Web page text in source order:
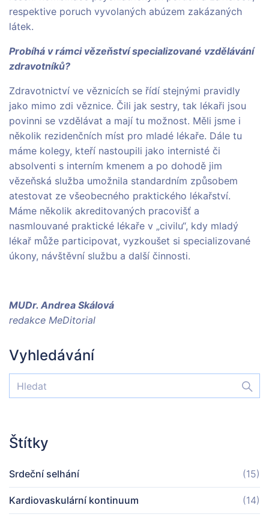
respektive poruch vyvolaných abúzem zakázaných
látek.
Probíhá v rámci vězeňství specializované vzdělávání
zdravotníků?
Zdravotnictví ve věznicích se řídí stejnými pravidly
jako mimo zdi věznice. Čili jak sestry, tak lékaři jsou
povinni se vzdělávat a mají tu možnost. Měli jsme i
několik rezidenčních míst pro mladé lékaře. Dále tu
máme kolegy, kteří nastoupili jako internisté či
absolventi s interním kmenem a po dohodě jim
vězeňská služba umožnila standardním způsobem
atestovat ze všeobecného praktického lékařství.
Máme několik akreditovaných pracovišť a
nasmlouvané praktické lékaře v „civilu“, kdy mladý
lékař může participovat, vyzkoušet si specializované
úkony, návštěvní službu a další činnosti.
MUDr. Andrea Skálová
redakce MeDitorial
Vyhledávání
Štítky
Srdeční selhání (15)
Kardiovaskulární kontinuum (14)